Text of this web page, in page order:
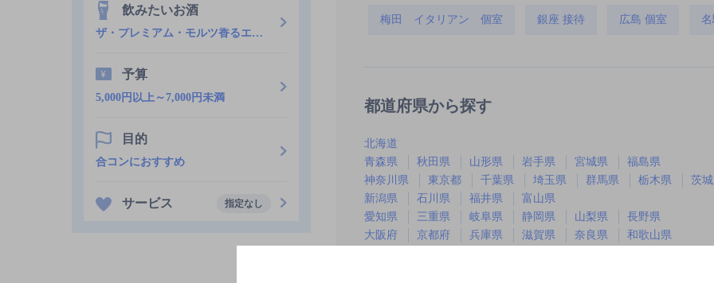
梅田 イタリアン 個室 銀座 接待 広島 個室
都道府県から探す
北海道
青森県
秋田県 山形県 岩手県 宮城県
福島県
神奈川県
東京都 千葉県 埼玉県 群馬県 栃木県
茨
新潟県
石川県 福井県
富山県
愛知県
三重県 岐阜県 静岡県 山梨県
長野県
大阪府
京都府 兵庫県 滋賀県 奈良県
和歌山県
飲みたいお酒
ザ・プレミアム・モルツ香るエール
予算
5,000円以上～7,000円未満
目的
合コンにおすすめ
サービス 指定なし